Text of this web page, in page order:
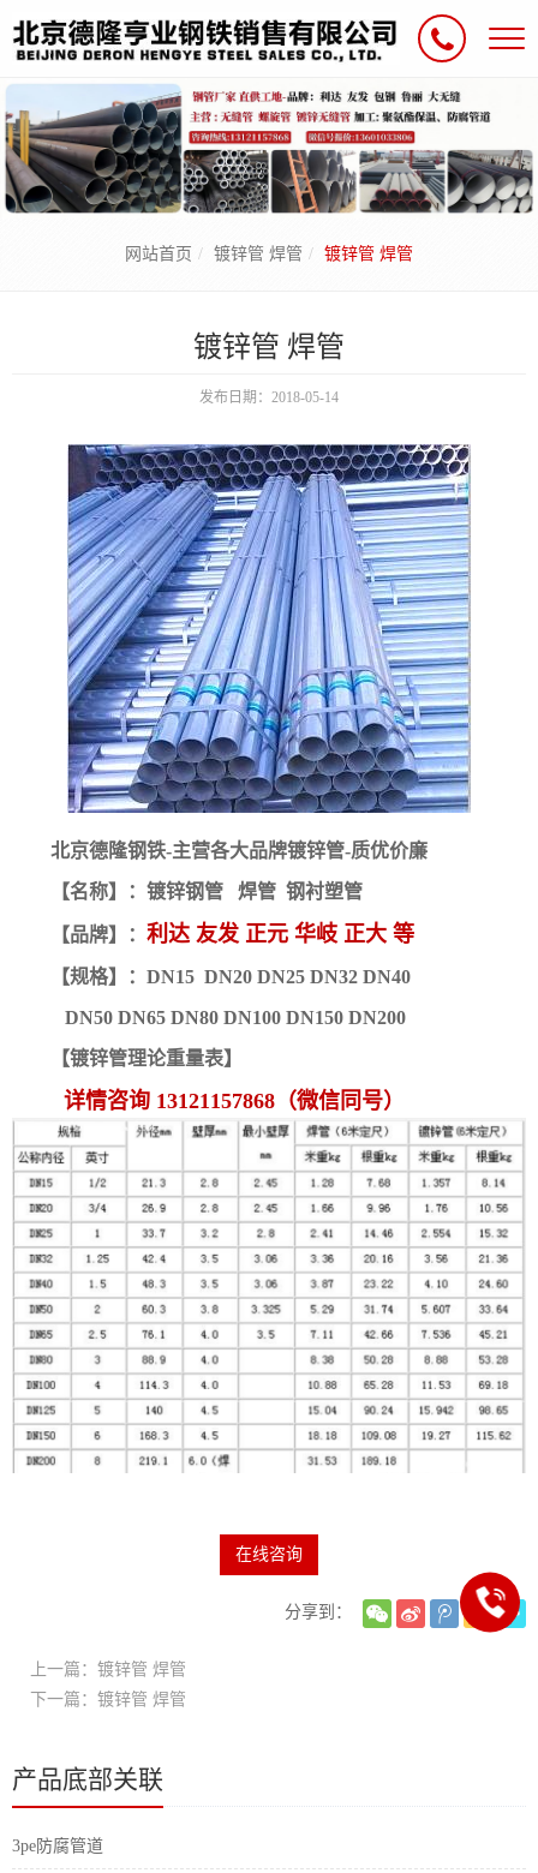
网站首页 镀锌管 焊管 镀锌管 焊管
镀锌管 焊管
发布日期：2018-05-14
北京德隆钢铁-主营各大品牌镀锌管-质优价廉
【名称】：镀锌钢管 焊管 钢衬塑管
【品牌】： 利达 友发 正元 华岐 正大 等
【规格】：DN15 DN20 DN25 DN32 DN40
DN50 DN65 DN80 DN100 DN150 DN200
【镀锌管理论重量表】
详情咨询 13121157868（微信同号）
在线咨询
分享到：
上一篇：镀锌管 焊管
下一篇：镀锌管 焊管
产品底部关联
3pe防腐管道